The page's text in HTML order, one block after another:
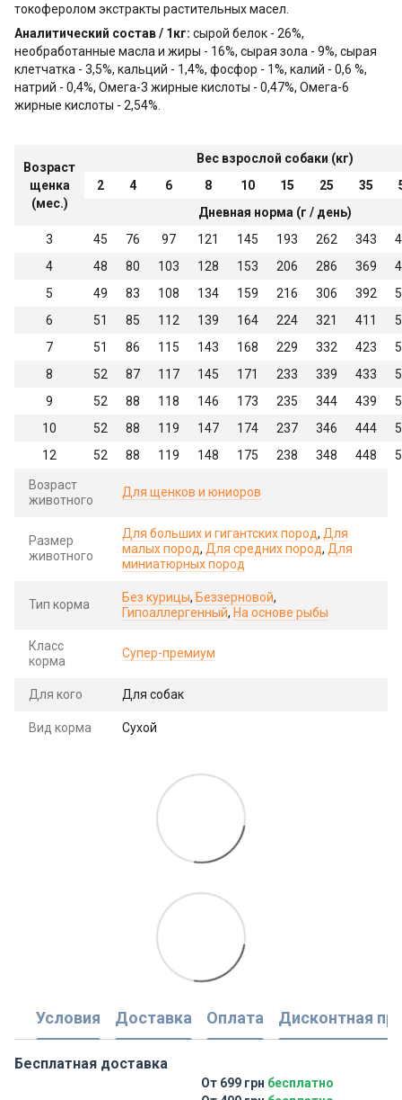
токоферолом экстракты растительных масел.
Aнaлитический состав / 1кг: сырой белок - 26%,
необработанные масла и жиры - 16%, сырая зола - 9%, сырая
клетчатка - 3,5%, кальций - 1,4%, фосфор - 1%, калий - 0,6 %,
натрий - 0,4%, Омега-3 жирные кислоты - 0,47%, Омега-6
жирные кислоты - 2,54%.
Возраст
щенка
(мес.)
Вес взрослой собаки (кг)
2
4 6 8 10 15 25 35
Дневная норма (г / день)
3
45 76 97 121 145 193 262 343
4
48 80 103 128 153 206 286 369
5
49 83 108 134 159 216 306 392
6
51 85 112 139 164 224 321 411
7
51 86 115 143 168 229 332 423
8
52 87 117 145 171 233 339 433
9
52 88 118 146 173 235 344 439
10
52 88 119 147 174 237 346 444
12
52 88 119 148 175 238 348 448
Возраст
животного
Для щенков и юниоров
Размер
животного
Для больших и гигантских пород, Для
малых пород, Для средних пород, Для
миниатюрных пород
Тип корма Без курицы, Беззерновой,
Гипоаллергенный, На основе рыбы
Класс
корма
Супер-премиум
Для кого Для собак
Вид корма Сухой
Условия Доставка Оплата Дисконтная
Бесплатная доставка
От 699 грн бесплатно